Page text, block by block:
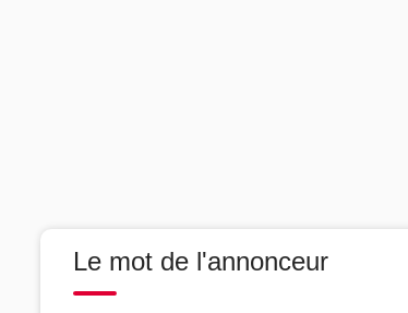
Le mot de l'annonceur